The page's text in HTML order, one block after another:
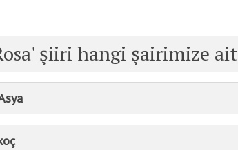
şiiri hangi şairimize